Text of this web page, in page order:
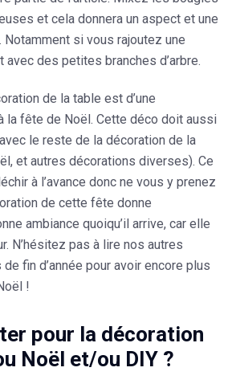
et cela donnera un aspect et une
Notamment si vous rajoutez une
avec des petites branches d’arbre.
de la table est d’une
la fête de Noël. Cette déco doit aussi
le reste de la décoration de la
et autres décorations diverses). Ce
à l’avance donc ne vous y prenez
de cette fête donne
ambiance quoiqu’il arrive, car elle
N’hésitez pas à lire nos autres
fin d’année pour avoir encore plus
!
pour la décoration
Noël et/ou DIY ?